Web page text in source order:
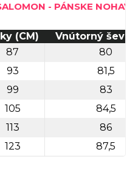
- PÁNSKE
(CM)
Vnútorný šev
87
80
93
81,5
99
83
105
84,5
113
86
123 87,5